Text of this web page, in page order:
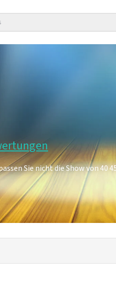
Sie nicht die Show von 40